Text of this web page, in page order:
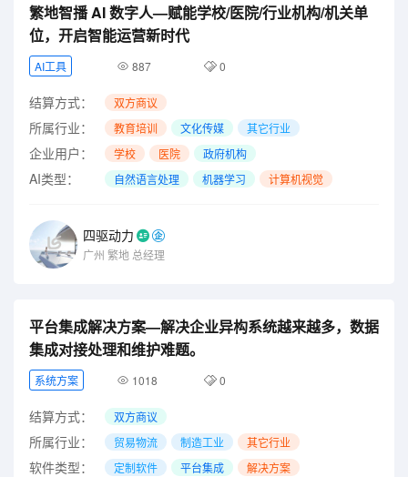
繁地智播 AI 数字人—赋能学校/医院/行业机构/机关单
位，开启智能运营新时代
AI工具 887 0
结算方式： 双方商议
所属行业： 教育培训 文化传媒 其它行业
企业用户： 学校 医院 政府机构
AI类型： 自然语言处理 机器学习 计算机视觉
四驱动力
广州 繁地 总经理
平台集成解决方案—解决企业异构系统越来越多，数据
集成对接处理和维护难题。
系统方案 1018 0
结算方式： 双方商议
所属行业： 贸易物流 制造工业 其它行业
软件类型： 定制软件 平台集成 解决方案